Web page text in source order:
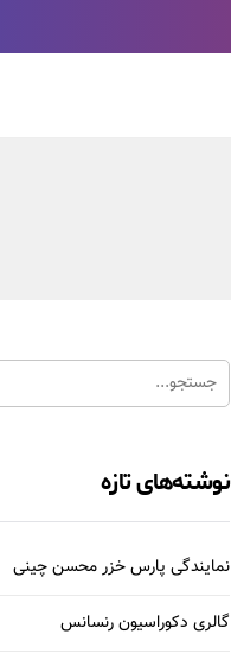
نوشته‌های تازه
نمایندگی پارس خزر محسن چینی
گالری دکوراسیون رنسانس